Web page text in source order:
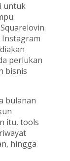
untuk
Instagram
perlukan
bisnis
bulanan
itu, tools
hingga